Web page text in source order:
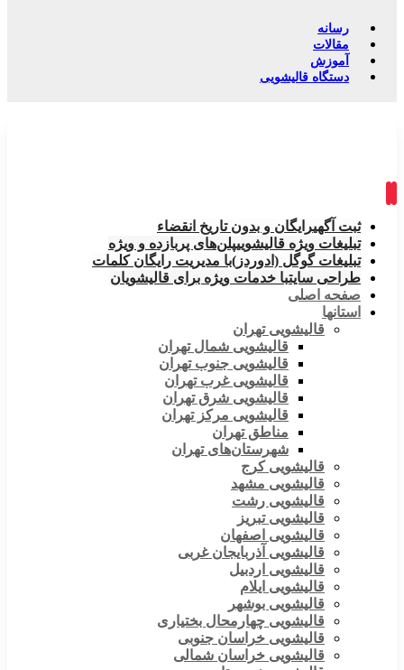
رسانه
مقالات
آموزش
دستگاه قالیشویی
ثبت آگهیرایگان و بدون تاریخ انقضاء
تبلیغات ویژه قالیشوییپلن‌های پربازده و ویژه
تبلیغات گوگل (ادوردز)با مدیریت رایگان کلمات
طراحی سایتبا خدمات ویژه برای قالیشویان
صفحه اصلی
استانها
قالیشویی تهران
قالیشویی شمال تهران
قالیشویی جنوب تهران
قالیشویی غرب تهران
قالیشویی شرق تهران
قالیشویی مرکز تهران
مناطق تهران
شهرستان‌های تهران
قالیشویی کرج
قالیشویی مشهد
قالیشویی رشت
قالیشویی تبریز
قالیشویی اصفهان
قالیشویی آذربایجان غربی
قالیشویی اردبیل
قالیشویی ایلام
قالیشویی بوشهر
قالیشویی چهارمحال بختیاری
قالیشویی خراسان جنوبی
قالیشویی خراسان شمالی